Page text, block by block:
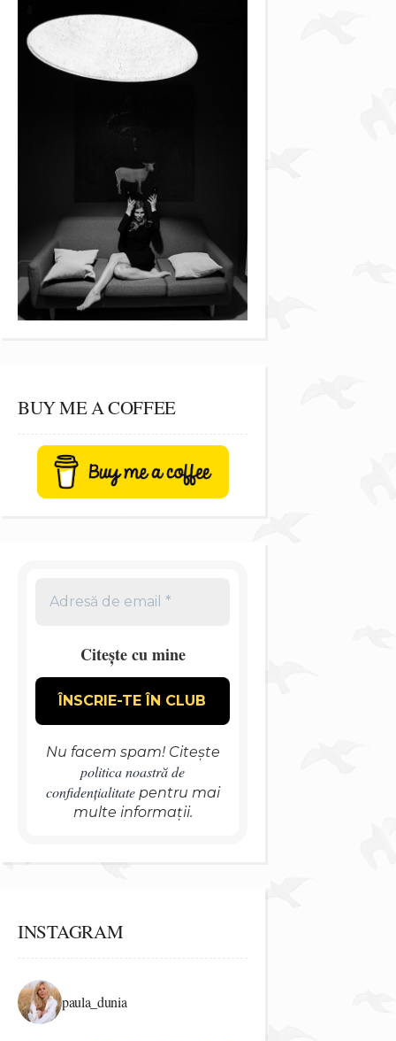
BUY ME A COFFEE
Citește cu mine
Nu facem spam! Citește
politica noastră de
confidențialitatepentru mai
multe informații.
INSTAGRAM
paula_dunia